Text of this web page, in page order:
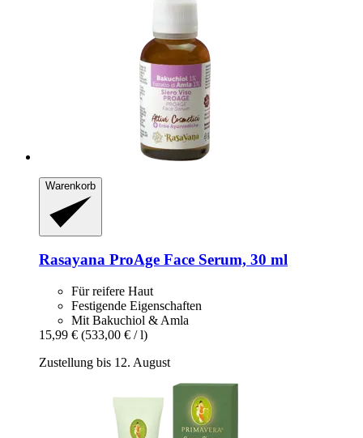
Warenkorb
Rasayana ProAge Face Serum, 30 ml
Für reifere Haut
Festigende Eigenschaften
Mit Bakuchiol & Amla
15,99 € (533,00 € / l)
Zustellung bis 12. August